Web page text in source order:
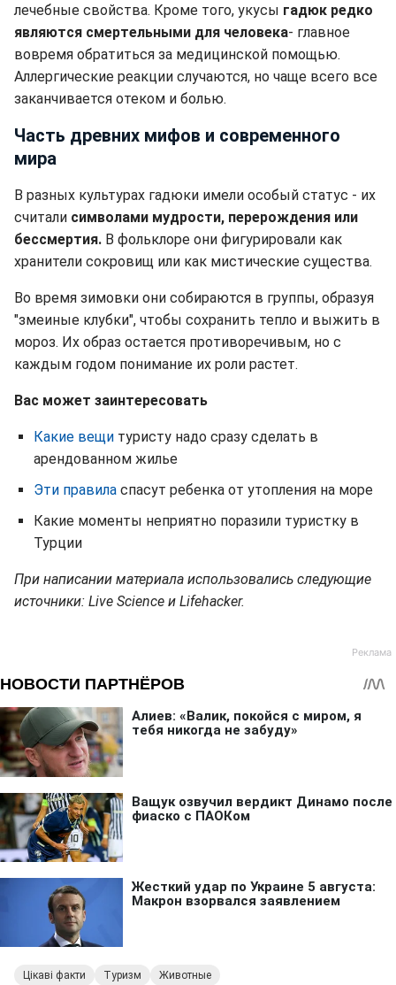
лечебные свойства. Кроме того, укусы гадюк редко
являются смертельными для человека- главное
вовремя обратиться за медицинской помощью.
Аллергические реакции случаются, но чаще всего все
заканчивается отеком и болью.
Часть древних мифов и современного
мира
В разных культурах гадюки имели особый статус - их
считали символами мудрости, перерождения или
бессмертия. В фольклоре они фигурировали как
хранители сокровищ или как мистические существа.
Во время зимовки они собираются в группы, образуя
"змеиные клубки", чтобы сохранить тепло и выжить в
мороз. Их образ остается противоречивым, но с
каждым годом понимание их роли растет.
Вас может заинтересовать
Какие вещи туристу надо сразу сделать в
арендованном жилье
Эти правила спасут ребенка от утопления на море
Какие моменты неприятно поразили туристку в
Турции
При написании материала использовались следующие
источники: Live Science и Lifehacker.
Цікаві факти Туризм Животные